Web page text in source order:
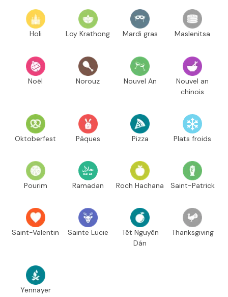
Holi Loy Krathong Mardi gras Maslenitsa
Noël Norouz Nouvel An
Nouvel an
chinois
Oktoberfest Pâques Pizza Plats froids
Pourim Ramadan Roch Hachana Saint-Patrick
Saint-Valentin Sainte Lucie
Têt Nguyên
Dán
Thanksgiving
Yennayer